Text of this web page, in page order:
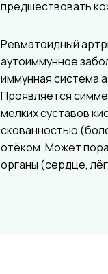
предшествовать
Ревматоидный
аутоиммунное
иммунная система
Проявляется
мелких суставов
скованностью
отёком. Может
органы (сердце,